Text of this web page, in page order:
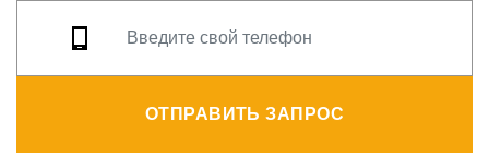
ОТПРАВИТЬ ЗАПРОС